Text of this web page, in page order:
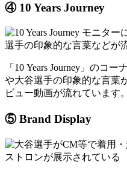
④ 10 Years Journey
「10 Years Journey」のコ
や大谷選手の印象的な言葉
ビュー動画が流れています。
⑤ Brand Display